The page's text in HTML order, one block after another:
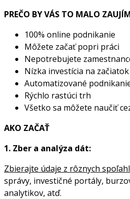
PREČO BY VÁS TO MALO
100% online podnikanie
Môžete začať popri práci
Nepotrebujete
Nízka investícia na začiatok
Automatizované
Rýchlo rastúci trh
Všetko sa môžete naučiť
AKO ZAČAŤ
1. Zber a analýza dát:
Zbierajte údaje z rôznych
správy, investičné portály,
analytikov, atď.